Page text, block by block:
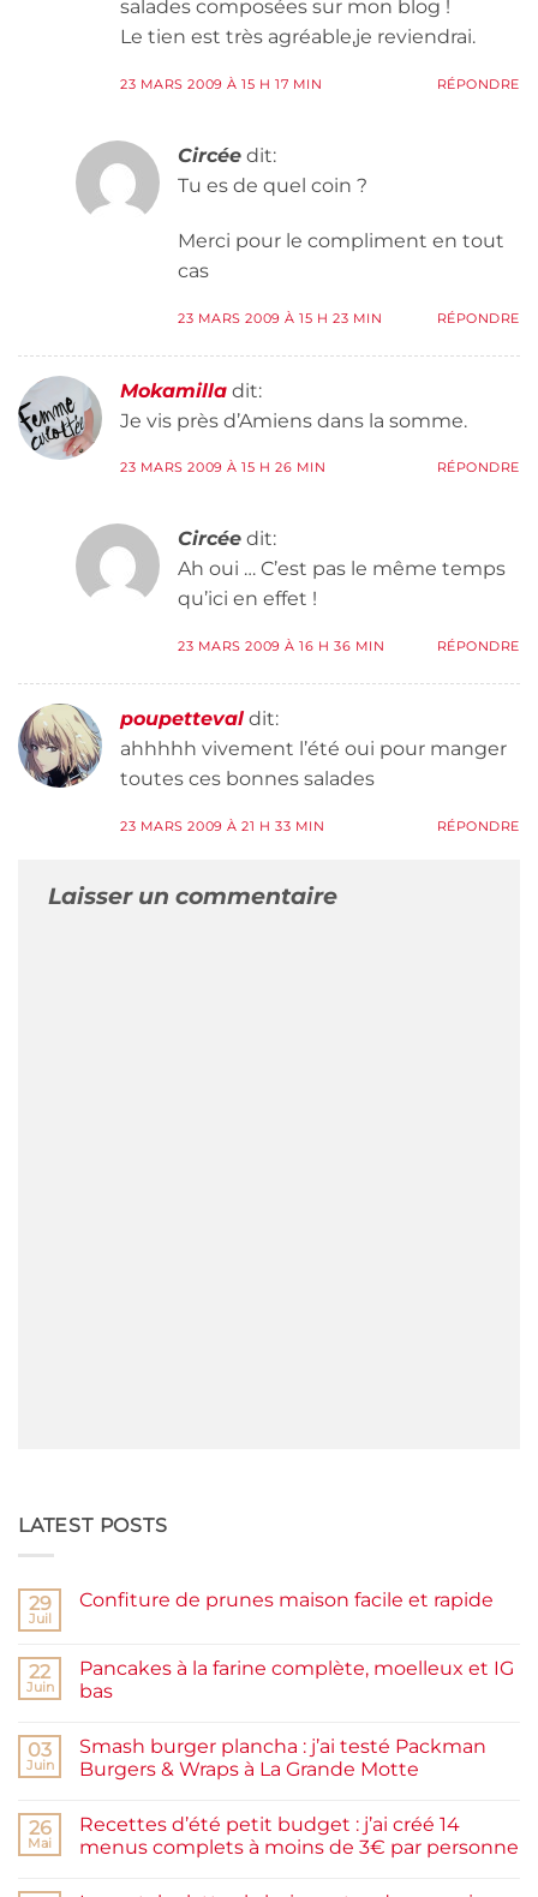
salades composées sur mon blog !
Le tien est très agréable,je reviendrai.
23 MARS 2009 À 15 H 17 MIN RÉPONDRE
Circée dit:
Tu es de quel coin ?
Merci pour le compliment en tout
cas
23 MARS 2009 À 15 H 23 MIN RÉPONDRE
Mokamilla dit:
Je vis près d’Amiens dans la somme.
23 MARS 2009 À 15 H 26 MIN RÉPONDRE
Circée dit:
Ah oui … C’est pas le même temps
qu’ici en effet !
23 MARS 2009 À 16 H 36 MIN RÉPONDRE
poupetteval dit:
ahhhhh vivement l’été oui pour manger
toutes ces bonnes salades
23 MARS 2009 À 21 H 33 MIN RÉPONDRE
Laisser un commentaire
LATEST POSTS
29
Juil
Confiture de prunes maison facile et rapide
Confiture
de
prunes
et
rapide
22
Juin
Pancakes à la farine complète, moelleux et IG
bas
sur
Pancakes
à
complète,
moelleux
et
03
Juin
Smash burger plancha : j’ai testé Packman
Burgers & Wraps à La Grande Motte
sur
Smash
burger
26
Mai
Recettes d’été petit budget : j’ai créé 14
menus complets à moins de 3€ par personne